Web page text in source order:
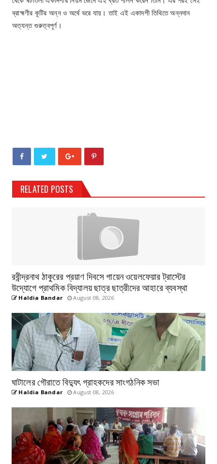
ব্রাহ্মণীর কূটির অন্ন ও অর্থে ভরে যায়। তাই এই একাদশী তিথিতে অন্নদান
অত্যন্ত গুরুত্বপূর্ণ।
RELATED POSTS
রবীন্দ্রনাথ ঠাকুরের প্রয়াণ দিবসে গায়েন ওয়েলফেয়ার ট্রাস্টের
উদ্যোগে প্রাথমিক বিদ্যালয় ছাত্র ছাত্রীদের আহারে ব্যবস্থা
Haldia Bandar August 08, 2026
ঘাটালের গৌরাতে বিদ্যুৎ গ্রাহকদের সাংগঠনিক সভা
Haldia Bandar August 08, 2026